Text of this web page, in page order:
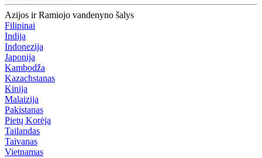
Azijos ir Ramiojo vandenyno šalys
Filipinai
Indija
Indonezija
Japonija
Kambodža
Kazachstanas
Kinija
Malaizija
Pakistanas
Pietų Korėja
Tailandas
Taivanas
Vietnamas